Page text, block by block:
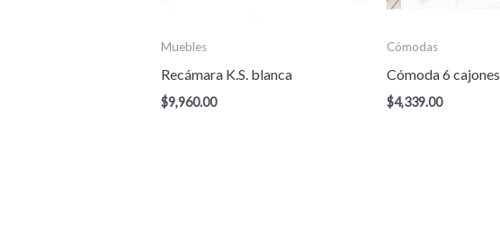
Muebles
Recámara K.S. blanca
$9,960.00
Cómodas
Cómoda 6 cajones
$4,339.00